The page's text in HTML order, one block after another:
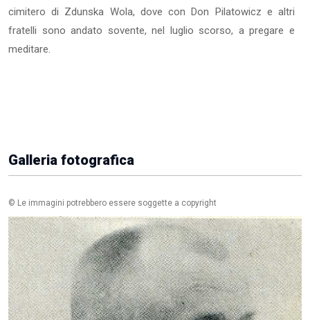
cimitero di Zdunska Wola, dove con Don Pilatowicz e altri
fratelli sono andato sovente, nel luglio scorso, a pregare e
meditare
Galleria fotografica
© Le immagini potrebbero essere soggette a copyright